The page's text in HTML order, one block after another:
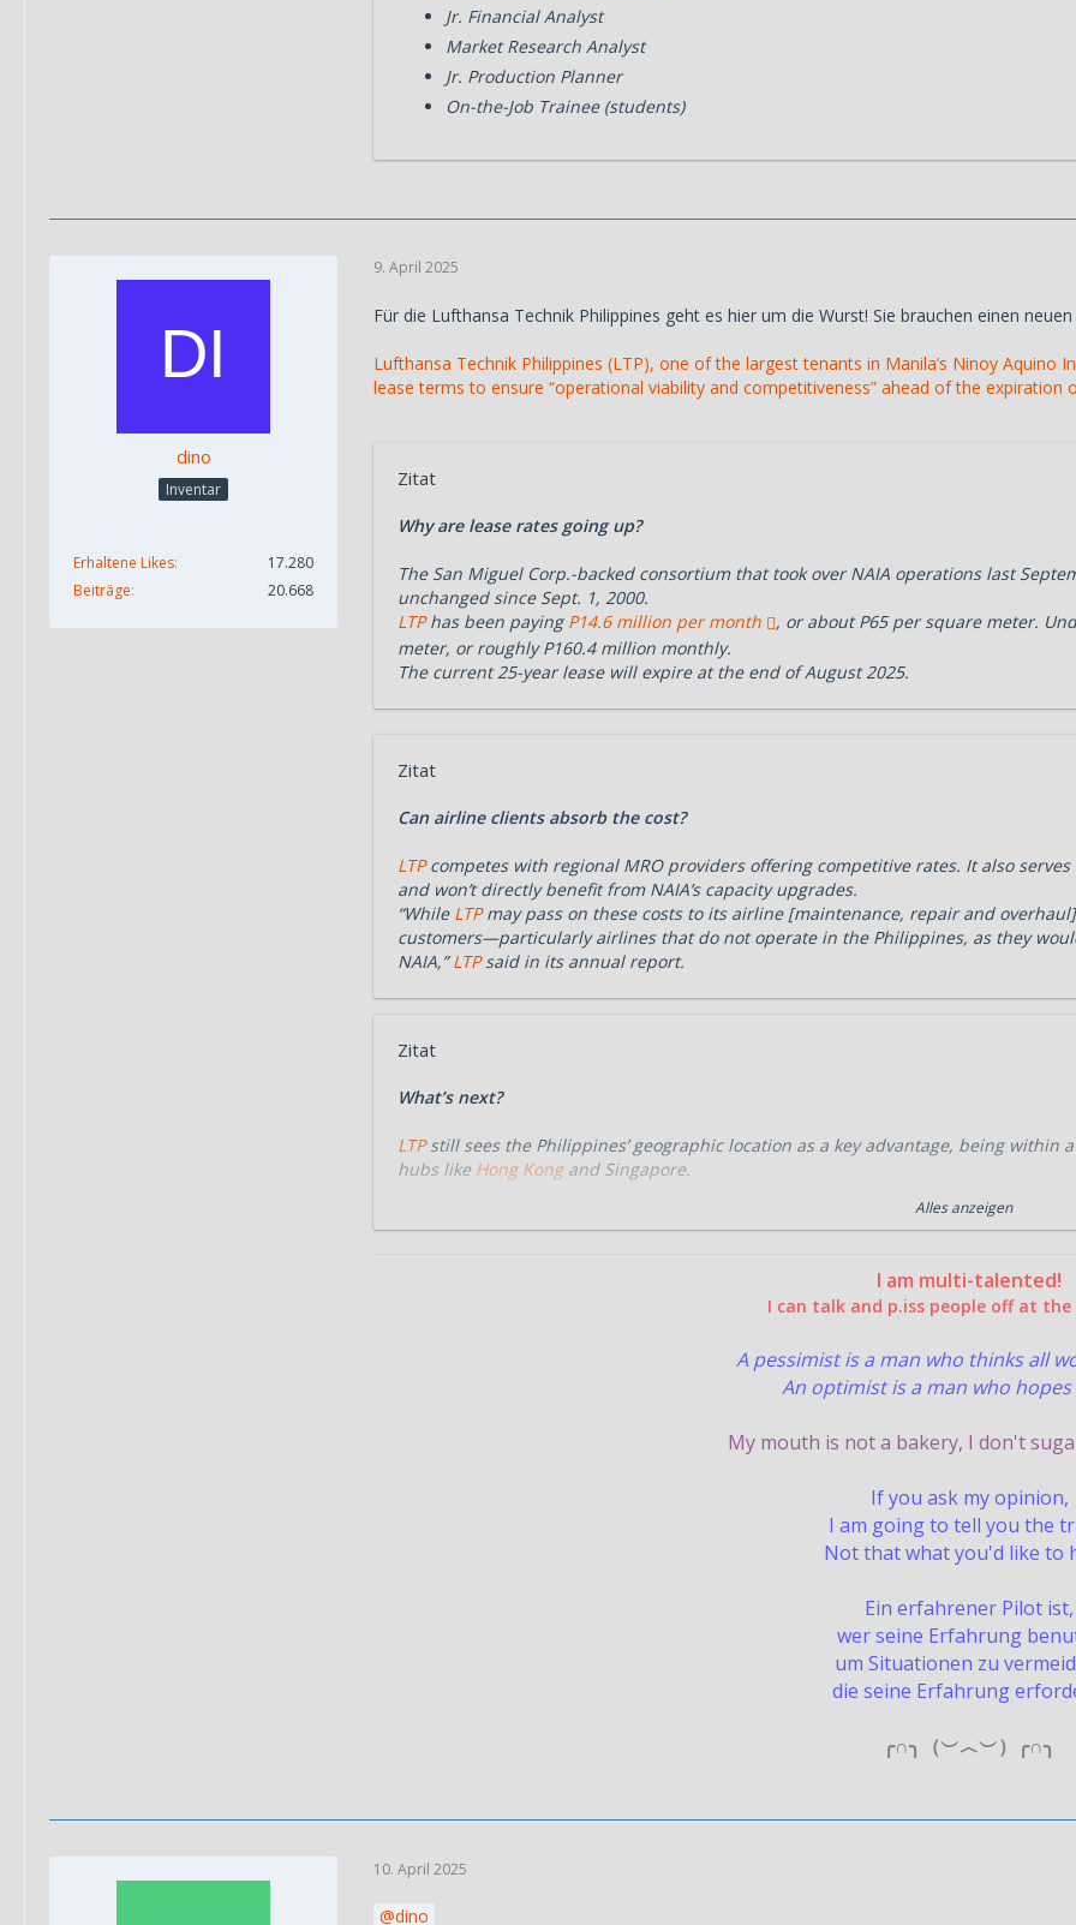
Jr. Financial Analyst
Market Research Analyst
Jr. Production Planner
On-the-Job Trainee (students)
dino
Inventar
Erhaltene Likes
17.280
Beiträge
20.668
9. April 2025
Für die Lufthansa Technik Philippines geht es hier um die Wurst! Sie brauchen einen
Lufthansa Technik Philippines (LTP), one of the largest tenants in Manila’s Ninoy
lease terms to ensure “operational viability and competitiveness” ahead of the expiration
Zitat
Why are lease rates going up?
The San Miguel Corp.-backed consortium that took over NAIA operations last
unchanged since Sept. 1, 2000.
LTPhas been paying P14.6 million per month
, or about P65 per square meter.
meter, or roughly P160.4 million monthly.
The current 25-year lease will expire at the end of August 2025.
Zitat
Can airline clients absorb the cost?
LTPcompetes with regional MRO providers offering competitive rates. It also
and won’t directly benefit from NAIA’s capacity upgrades.
“While LTPmay pass on these costs to its airline [maintenance, repair and
customers—particularly airlines that do not operate in the Philippines, as they
NAIA,”LTPsaid in its annual report.
Zitat
What’s next?
LTPstill sees the Philippines’ geographic location as a key advantage, being
hubs like Hong Kongand Singapore.
LTP
is exploring
is fully developed and space-constrained,”
to accommodate increasing maintenance
Alles anzeigen
I am multi-talented!
I can talk and p.iss people off at
A pessimist is a man who thinks all
An optimist is a man who
My mouth is not a bakery, I don't
If you ask my opinion,
I am going to tell you the
Not that what you'd like to
Ein erfahrener Pilot ist,
wer seine Erfahrung
um Situationen zu
die seine Erfahrung
╭∩╮（︶︿︶）╭∩╮
10. April 2025
dino